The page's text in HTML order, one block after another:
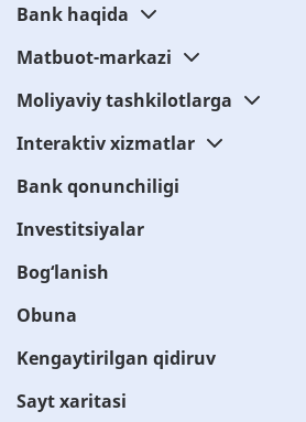
Bank haqida
Matbuot-markazi
Moliyaviy tashkilotlarga
Interaktiv xizmatlar
Bank qonunchiligi
Investitsiyalar
Bog‘lanish
Obuna
Kengaytirilgan qidiruv
Sayt xaritasi